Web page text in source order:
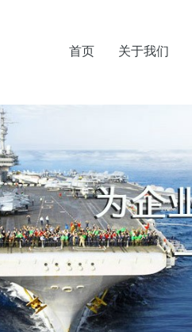
首页 关于我们